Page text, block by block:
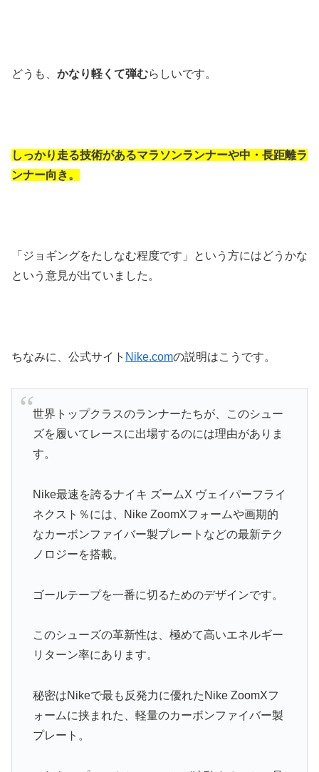
どうも、 かなり軽くて弾むらしいです。
しっかり走る技術があるマラソンランナーや中・長距離ラ
ンナー向き。
「ジョギングをたしなむ程度です」という方にはどうかな
という意見が出ていました。
ちなみに、公式サイト Nike.comの説明はこうです。
世界トップクラスのランナーたちが、このシュー
ズを履いてレースに出場するのには理由がありま
す。
Nike最速を誇るナイキ ズームX ヴェイパーフライ
ネクスト％には、Nike ZoomXフォームや画期的
なカーボンファイバー製プレートなどの最新テク
ノロジーを搭載。
ゴールテープを一番に切るためのデザインです。
このシューズの革新性は、極めて高いエネルギー
リターン率にあります。
秘密はNikeで最も反発力に優れたNike ZoomXフ
ォームに挟まれた、軽量のカーボンファイバー製
プレート。